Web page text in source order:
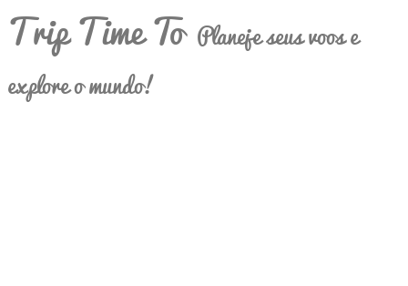
Trip Time To Planeje seus voos e
explore o mundo!